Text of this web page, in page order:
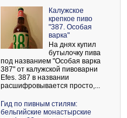
Калужское
крепкое пиво
"387. Особая
варка"
На днях купил
бутылочку пива
под названием "Особая варка
387" от калужской пивоварни
Efes. 387 в названии
расшифровывается просто,...
Гид по пивным стилям:
бельгийские монастырские